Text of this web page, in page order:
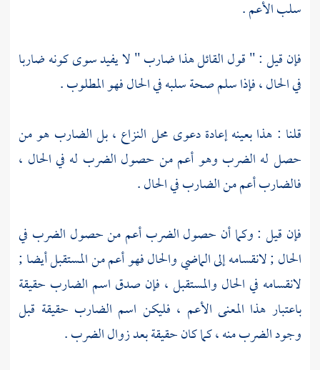
سلب الأعم .
فإن قيل : " قول القائل هذا ضارب " لا يفيد سوى كونه ضاربا
في الحال ، فإذا سلم صحة سلبه في الحال فهو المطلوب .
قلنا : هذا بعينه إعادة دعوى محل النزاع ، بل الضارب هو من
حصل له الضرب وهو أعم من حصول الضرب له في الحال ،
فالضارب أعم من الضارب في الحال .
فإن قيل : وكما أن حصول الضرب أعم من حصول الضرب في
الحال ; لانقسامه إلى الماضي والحال فهو أعم من المستقبل أيضا ;
لانقسامه في الحال والمستقبل ، فإن صدق اسم الضارب حقيقة
باعتبار هذا المعنى الأعم ، فليكن اسم الضارب حقيقة قبل
وجود الضرب منه ، كما كان حقيقة بعد زوال الضرب .